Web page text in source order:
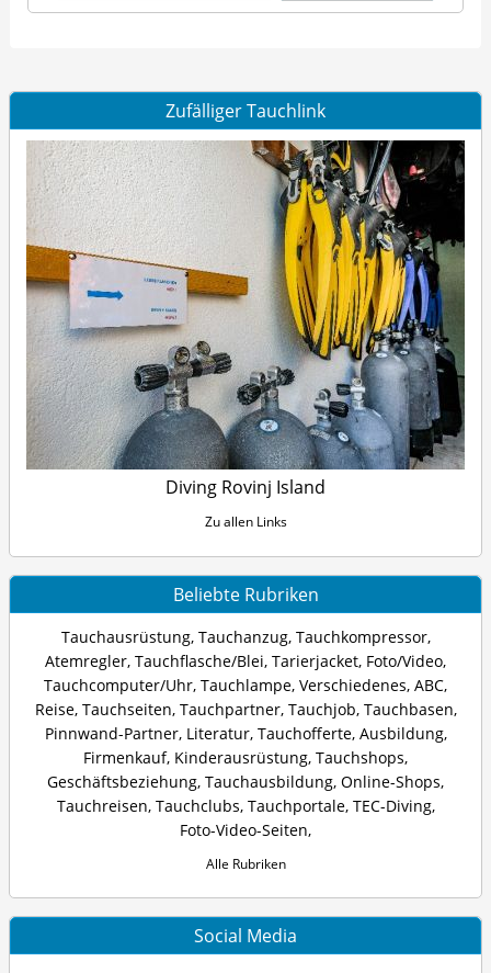
Zufälliger Tauchlink
Diving Rovinj Island
Zu allen Links
Beliebte Rubriken
Tauchausrüstung, Tauchanzug, Tauchkompressor,
Atemregler, Tauchflasche/Blei, Tarierjacket, Foto/Video,
Tauchcomputer/Uhr, Tauchlampe, Verschiedenes, ABC,
Reise, Tauchseiten, Tauchpartner, Tauchjob, Tauchbasen,
Pinnwand-Partner, Literatur, Tauchofferte, Ausbildung,
Firmenkauf, Kinderausrüstung, Tauchshops,
Geschäftsbeziehung, Tauchausbildung, Online-Shops,
Tauchreisen, Tauchclubs, Tauchportale, TEC-Diving,
Foto-Video-Seiten,
Alle Rubriken
Social Media